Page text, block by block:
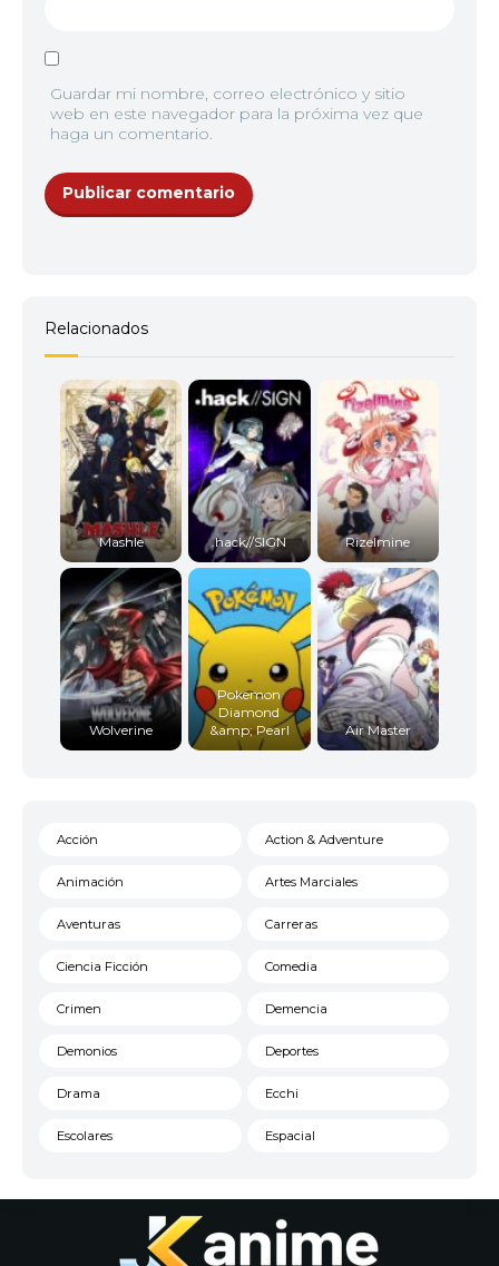
Guardar mi nombre, correo electrónico y sitio
web en este navegador para la próxima vez que
haga un comentario.
Relacionados
Mashle .hack//SIGN Rizelmine
Wolverine
Pokemon
Diamond
&amp; Pearl
Air Master
Acción Action & Adventure
Animación Artes Marciales
Aventuras Carreras
Ciencia Ficción Comedia
Crimen Demencia
Demonios Deportes
Drama Ecchi
Escolares Espacial
Historico
Josei